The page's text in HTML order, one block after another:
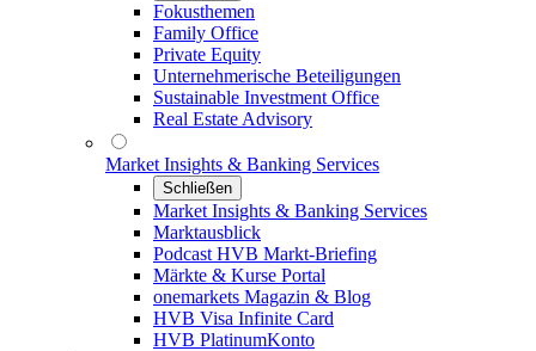
Fokusthemen
Family Office
Private Equity
Unternehmerische Beteiligungen
Sustainable Investment Office
Real Estate Advisory
Market Insights & Banking Services
Schließen
Market Insights & Banking Services
Marktausblick
Podcast HVB Markt-Briefing
Märkte & Kurse Portal
onemarkets Magazin & Blog
HVB Visa Infinite Card
HVB PlatinumKonto